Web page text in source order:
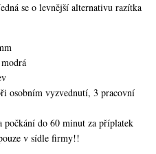
se o levnější alternativu razítka
osobním vyzvednutí, 3 pracovní
počkání do 60 minut za příplatek
v sídle firmy!!